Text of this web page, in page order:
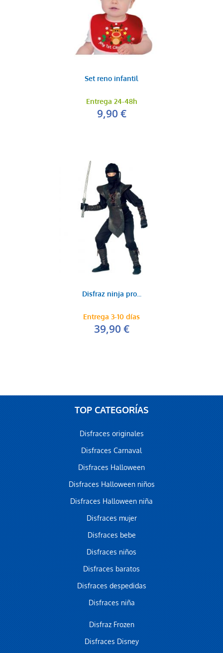
Set reno infantil
Entrega 24-48h
9,90 €
Disfraz ninja pro...
Entrega 3-10 días
39,90 €
TOP CATEGORÍAS
Disfraces originales
Disfraces Carnaval
Disfraces Halloween
Disfraces Halloween niños
Disfraces Halloween niña
Disfraces mujer
Disfraces bebe
Disfraces niños
Disfraces baratos
Disfraces despedidas
Disfraces niña
Disfraz Frozen
Disfraces Disney